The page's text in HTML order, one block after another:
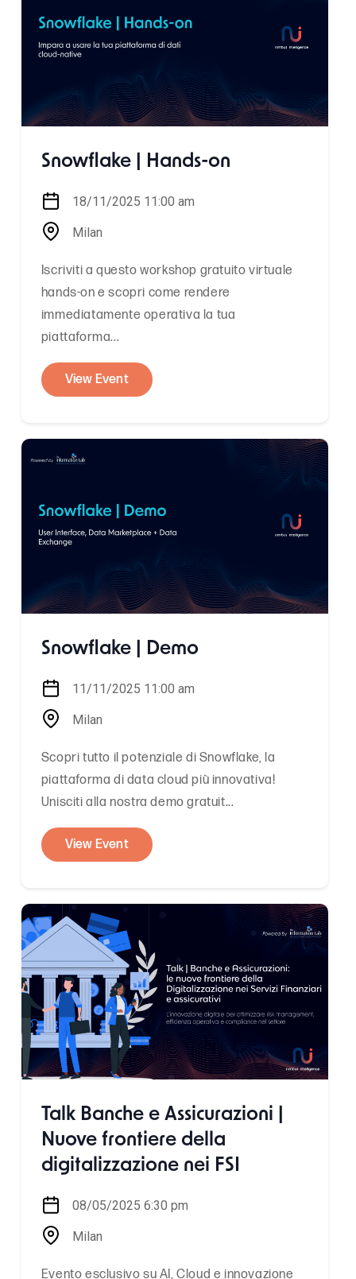
Snowflake | Hands-on
18/11/2025 11:00 am
Milan
Iscriviti a questo workshop gratuito virtuale
hands-on e scopri come rendere
immediatamente operativa la tua
piattaforma...
View Event
Snowflake | Demo
11/11/2025 11:00 am
Milan
Scopri tutto il potenziale di Snowflake, la
piattaforma di data cloud più innovativa!
Unisciti alla nostra demo gratuit...
View Event
Talk Banche e Assicurazioni |
Nuove frontiere della
digitalizzazione nei FSI
08/05/2025 6:30 pm
Milan
Evento esclusivo su AI, Cloud e innovazione